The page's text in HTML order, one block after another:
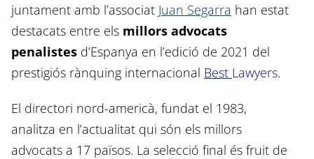
juntament amb l’associat Juan Segarra han estat
destacats entre els millors advocats
penalistes d’Espanya en l’edició de 2021 del
prestigiós rànquing internacional Best Lawyers.
El directori nord-americà, fundat el 1983,
analitza en l’actualitat qui són els millors
advocats a 17 països. La selecció final és fruit de